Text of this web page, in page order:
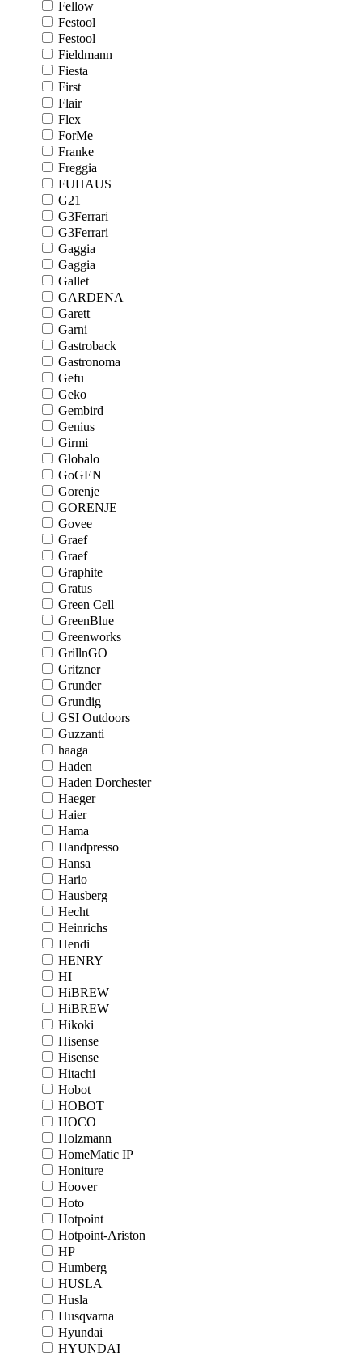
Fellow
Festool
Festool
Fieldmann
Fiesta
First
Flair
Flex
ForMe
Franke
Freggia
FUHAUS
G21
G3Ferrari
G3Ferrari
Gaggia
Gaggia
Gallet
GARDENA
Garett
Garni
Gastroback
Gastronoma
Gefu
Geko
Gembird
Genius
Girmi
Globalo
GoGEN
Gorenje
GORENJE
Govee
Graef
Graef
Graphite
Gratus
Green Cell
GreenBlue
Greenworks
GrillnGO
Gritzner
Grunder
Grundig
GSI Outdoors
Guzzanti
haaga
Haden
Haden Dorchester
Haeger
Haier
Hama
Handpresso
Hansa
Hario
Hausberg
Hecht
Heinrichs
Hendi
HENRY
HI
HiBREW
HiBREW
Hikoki
Hisense
Hisense
Hitachi
Hobot
HOBOT
HOCO
Holzmann
HomeMatic IP
Honiture
Hoover
Hoto
Hotpoint
Hotpoint-Ariston
HP
Humberg
HUSLA
Husla
Husqvarna
Hyundai
HYUNDAI